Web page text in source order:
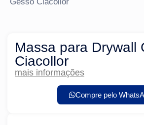
Massa para Drywall
Ciacollor
mais informações
Compre pelo